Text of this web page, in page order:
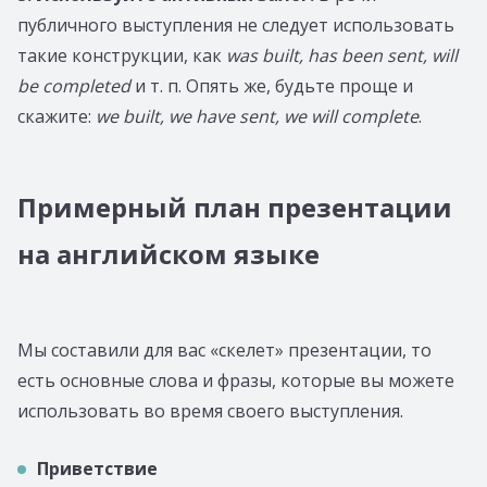
публичного выступления не следует использовать
такие конструкции, как was built, has been sent, will
be completedи т. п. Опять же, будьте проще и
скажите: we built, we have sent, we will complete.
Примерный план презентации
на английском языке
Мы составили для вас «скелет» презентации, то
есть основные слова и фразы, которые вы можете
использовать во время своего выступления.
Приветствие